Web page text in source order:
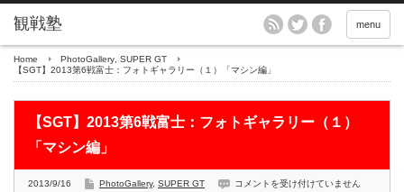
menu
Home PhotoGallery SUPER GT
【SGT】2013第6戦富士：フォトギャラリー（１）「マシン編」
【SGT】2013第6戦富士：フォトギャラリー（１）
「マシン編」
2013/9/16 PhotoGallery, SUPER GT
【SGT】
コメントを受け付けていません